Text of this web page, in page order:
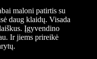
maloni patirtis su
daug klaidų. Visada
Įgyvendino
Ir jiems prireikė